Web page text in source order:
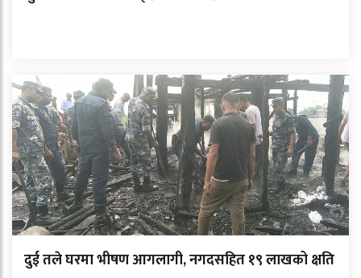
दुई तले घरमा भीषण आगलागी, नगदसहित १९ लाखको क्षति